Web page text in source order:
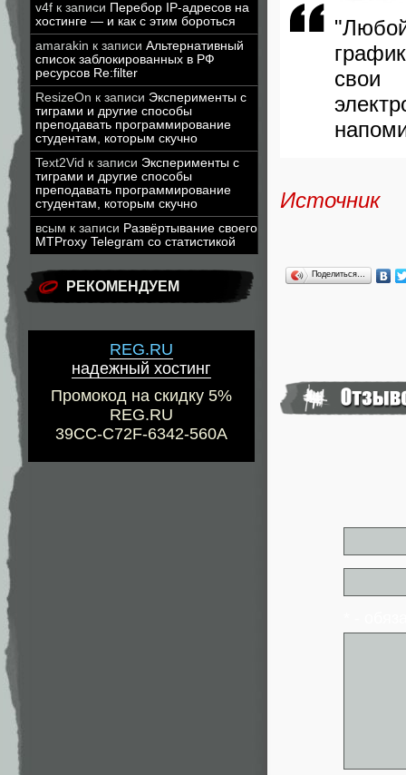
v4f к записи Перебор IP-адресов на
хостинге — и как с этим бороться
amarakin к записи Альтернативный
список заблокированных в РФ
ресурсов Re:filter
ResizeOn к записи Эксперименты с
тиграми и другие способы
преподавать программирование
студентам, которым скучно
Text2Vid к записи Эксперименты с
тиграми и другие способы
преподавать программирование
студентам, которым скучно
всым к записи Развёртывание своего
MTProxy Telegram со статистикой
РЕКОМЕНДУЕМ
REG.RU
надежный хостинг
Промокод на скидку 5%
REG.RU
39CC-C72F-6342-560A
свои
Источник
Поделиться…